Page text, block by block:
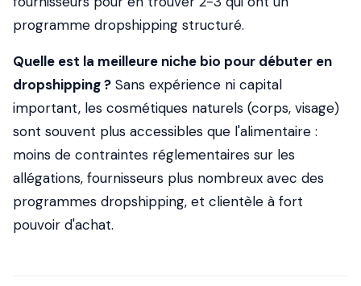
programme dropshipping structuré.
Quelle est la meilleure niche bio pour débuter en
dropshipping ? Sans expérience ni capital
important, les cosmétiques naturels (corps, visage)
sont souvent plus accessibles que l'alimentaire :
moins de contraintes réglementaires sur les
allégations, fournisseurs plus nombreux avec des
programmes dropshipping, et clientèle à fort
pouvoir d'achat.